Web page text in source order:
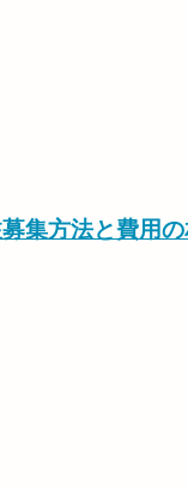
募集方法と費用